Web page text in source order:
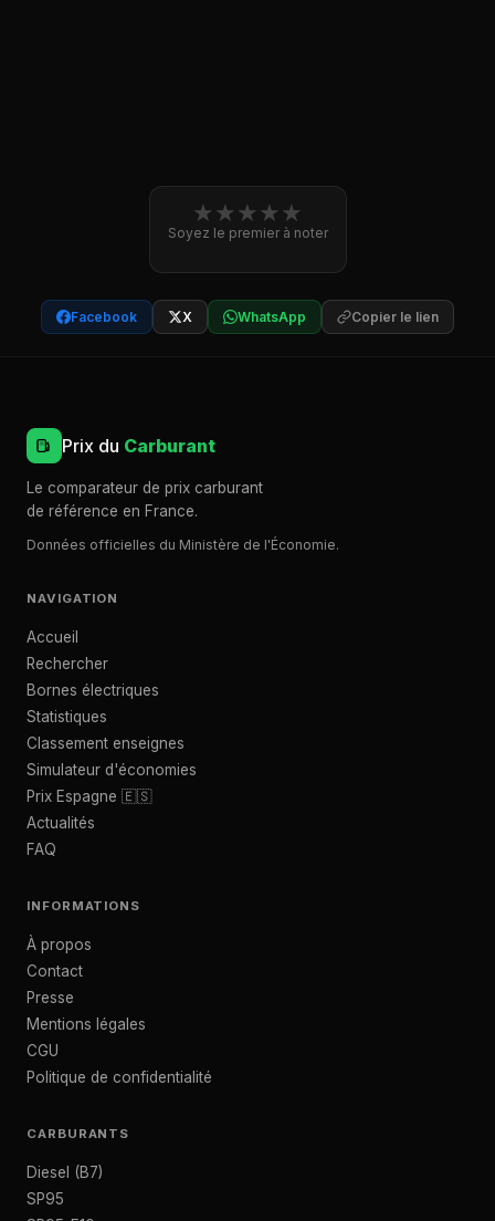
★★★★★
Soyez le premier à noter
Facebook X WhatsApp Copier le lien
Prix du Carburant
Le comparateur de prix carburant
de référence en France.
Données officielles du Ministère de l'Économie.
NAVIGATION
Accueil
Rechercher
Bornes électriques
Statistiques
Classement enseignes
Simulateur d'économies
Prix Espagne 🇪🇸
Actualités
FAQ
INFORMATIONS
À propos
Contact
Presse
Mentions légales
CGU
Politique de confidentialité
CARBURANTS
Diesel (B7)
SP95